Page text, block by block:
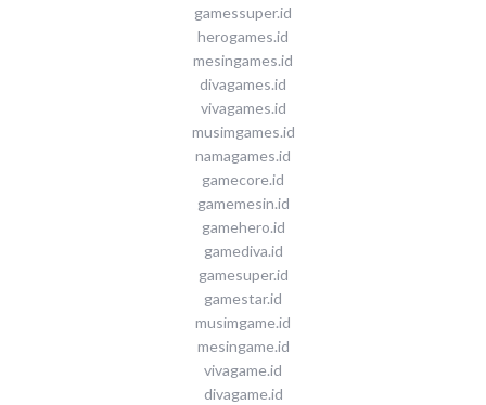
gamessuper.id
herogames.id
mesingames.id
divagames.id
vivagames.id
musimgames.id
namagames.id
gamecore.id
gamemesin.id
gamehero.id
gamediva.id
gamesuper.id
gamestar.id
musimgame.id
mesingame.id
vivagame.id
divagame.id